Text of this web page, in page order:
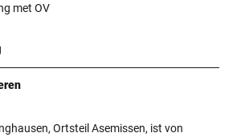
met OV
Ortsteil Asemissen, ist von